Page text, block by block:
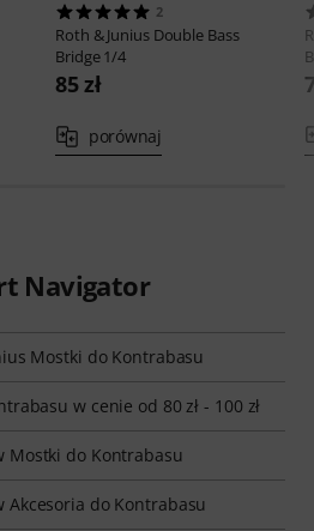
2
Roth & Junius Double Bass
Bridge 1/4
85 zł
porównaj
Navigator
Mostki do Kontrabasu
w cenie od 80 zł - 100 zł
Mostki do Kontrabasu
do Kontrabasu